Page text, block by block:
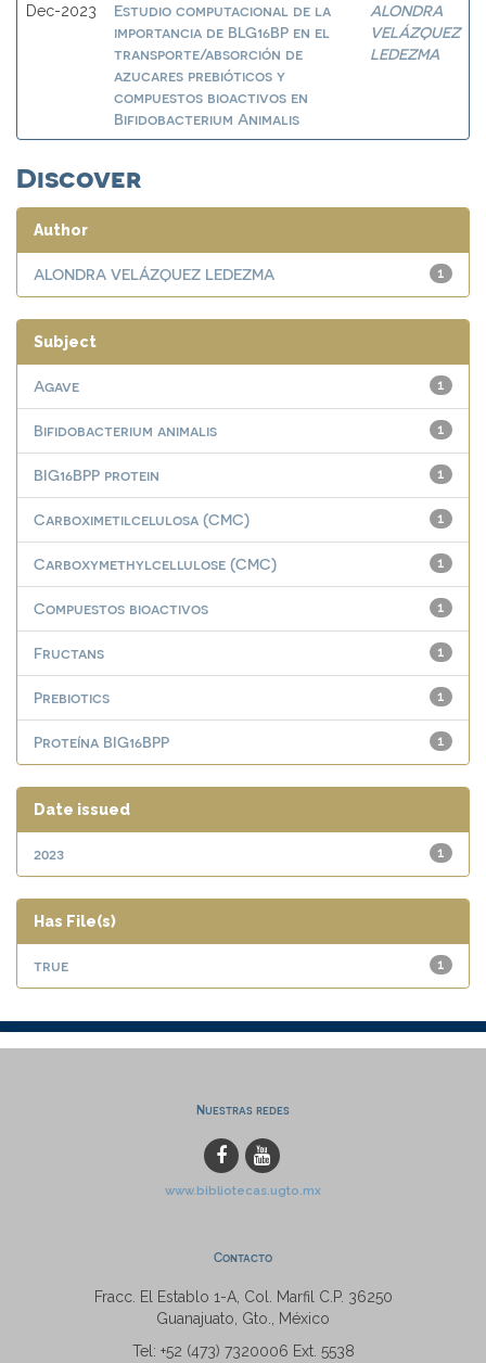
Dec-2023
Estudio computacional de la
importancia de BLG16BP en el
transporte/absorción de
azucares prebióticos y
compuestos bioactivos en
Bifidobacterium Animalis
ALONDRA
VELÁZQUEZ
LEDEZMA
Discover
Author
1
ALONDRA VELÁZQUEZ LEDEZMA
Subject
1
Agave
1
Bifidobacterium animalis
1
BIG16BPP protein
1
Carboximetilcelulosa (CMC)
1
Carboxymethylcellulose (CMC)
1
Compuestos bioactivos
1
Fructans
1
Prebiotics
1
Proteína BIG16BPP
Date issued
1
2023
Has File(s)
1
true
Nuestras redes
www.bibliotecas.ugto.mx
Contacto
Fracc. El Establo 1-A, Col. Marfil C.P. 36250
Guanajuato, Gto., México
Tel: +52 (473) 7320006 Ext. 5538